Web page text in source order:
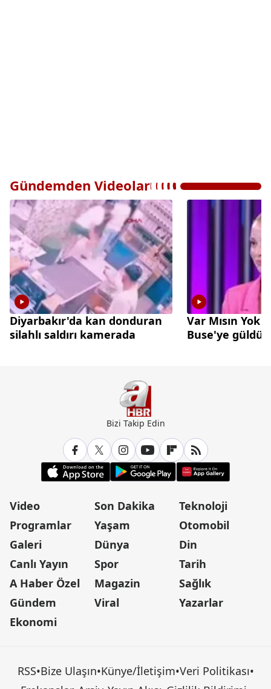
Gündemden Videolar
Diyarbakır'da kan donduran
silahlı saldırı kamerada
Var Mısın Yok
Buse'ye güldü
Bizi Takip Edin
Video
Programlar
Galeri
Canlı Yayın
A Haber Özel
Gündem
Ekonomi
Son Dakika
Yaşam
Dünya
Spor
Magazin
Viral
Teknoloji
Otomobil
Din
Tarih
Sağlık
Yazarlar
RSS•Bize Ulaşın•Künye/İletişim•Veri Politikası•